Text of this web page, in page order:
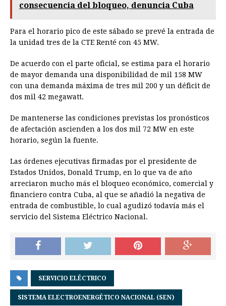
consecuencia del bloqueo, denuncia Cuba
Para el horario pico de este sábado se prevé la entrada de
la unidad tres de la CTE Renté con 45 MW.
De acuerdo con el parte oficial, se estima para el horario
de mayor demanda una disponibilidad de mil 158 MW
con una demanda máxima de tres mil 200 y un déficit de
dos mil 42 megawatt.
De mantenerse las condiciones previstas los pronósticos
de afectación ascienden a los dos mil 72 MW en este
horario, según la fuente.
Las órdenes ejecutivas firmadas por el presidente de
Estados Unidos, Donald Trump, en lo que va de año
arreciaron mucho más el bloqueo económico, comercial y
financiero contra Cuba, al que se añadió la negativa de
entrada de combustible, lo cual agudizó todavía más el
servicio del Sistema Eléctrico Nacional.
SERVICIO ELÉCTRICO
SISTEMA ELECTROENERGÉTICO NACIONAL (SEN)